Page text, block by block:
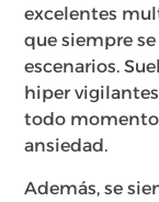
excelentes
que siempre
escenarios.
hiper
todo
ansiedad.
Además, se